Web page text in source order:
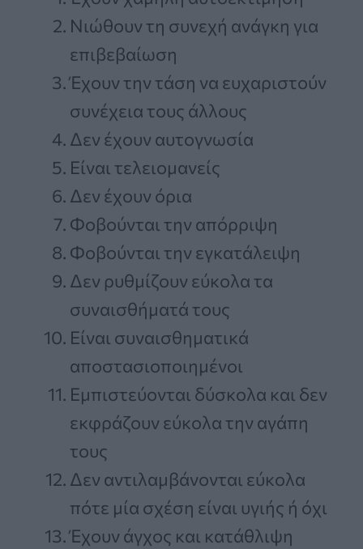
Νιώθουν τη συνεχή ανάγκη για
επιβεβαίωση
Έχουν την τάση να ευχαριστούν
συνέχεια τους άλλους
Δεν έχουν αυτογνωσία
Είναι τελειομανείς
Δεν έχουν όρια
Φοβούνται την απόρριψη
Φοβούνται την εγκατάλειψη
Δεν ρυθμίζουν εύκολα τα
συναισθήματά τους
Είναι συναισθηματικά
αποστασιοποιημένοι
Εμπιστεύονται δύσκολα και δεν
εκφράζουν εύκολα την αγάπη
τους
Δεν αντιλαμβάνονται εύκολα
πότε μία σχέση είναι υγιής ή όχι
Έχουν άγχος και κατάθλιψη